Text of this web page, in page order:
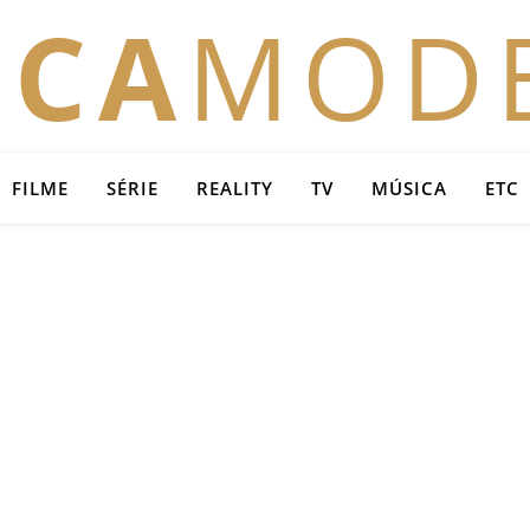
FILME SÉRIE REALITY TV MÚSICA ETC